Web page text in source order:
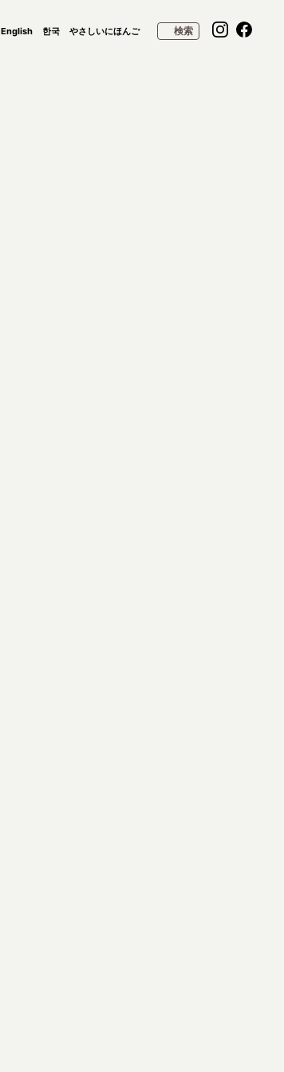
English 한국 やさしいにほんご 検索